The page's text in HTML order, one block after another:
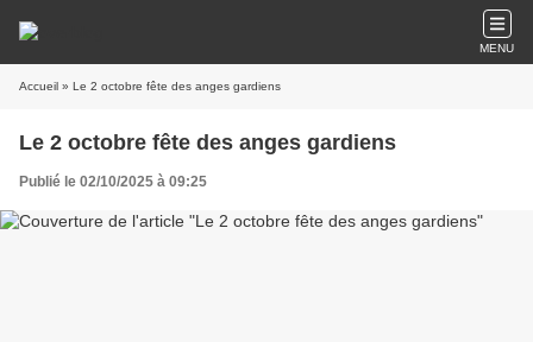
MENU
Accueil » Le 2 octobre fête des anges gardiens
Le 2 octobre fête des anges gardiens
Publié le 02/10/2025 à 09:25